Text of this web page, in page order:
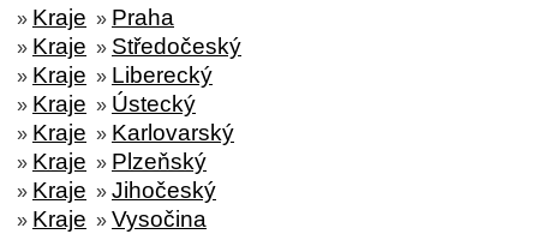
» Kraje » Praha
» Kraje » Středočeský
» Kraje » Liberecký
» Kraje » Ústecký
» Kraje » Karlovarský
» Kraje » Plzeňský
» Kraje » Jihočeský
» Kraje » Vysočina